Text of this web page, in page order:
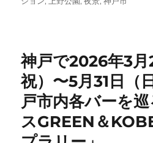
神戸で2026年3月
祝）〜5月31日（
戸市内各バーを
スGREEN＆